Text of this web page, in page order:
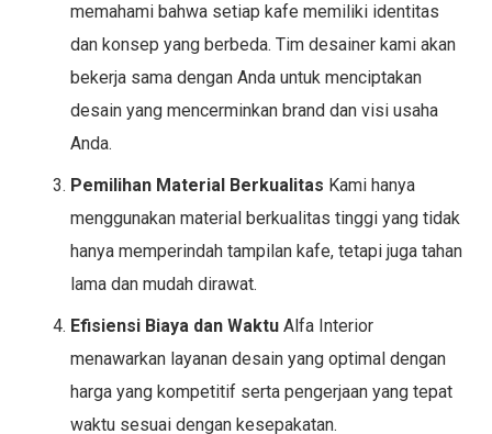
memahami bahwa setiap kafe memiliki identitas
dan konsep yang berbeda. Tim desainer kami akan
bekerja sama dengan Anda untuk menciptakan
desain yang mencerminkan brand dan visi usaha
Anda.
Pemilihan Material Berkualitas Kami hanya
menggunakan material berkualitas tinggi yang tidak
hanya memperindah tampilan kafe, tetapi juga tahan
lama dan mudah dirawat.
Efisiensi Biaya dan Waktu Alfa Interior
menawarkan layanan desain yang optimal dengan
harga yang kompetitif serta pengerjaan yang tepat
waktu sesuai dengan kesepakatan.